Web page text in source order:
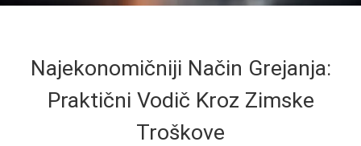
Najekonomičniji Način Grejanja:
Praktični Vodič Kroz Zimske
Troškove